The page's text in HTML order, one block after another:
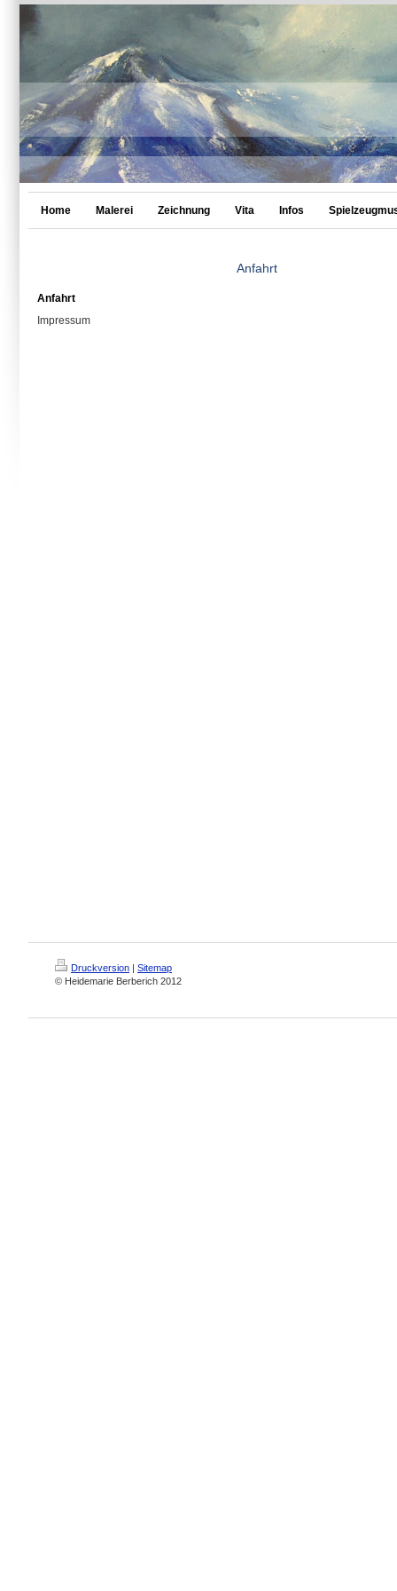
Home Malerei Zeichnung Vita Infos
Anfahrt
Impressum
Anfahrt
Druckversion | Sitemap
© Heidemarie Berberich 2012